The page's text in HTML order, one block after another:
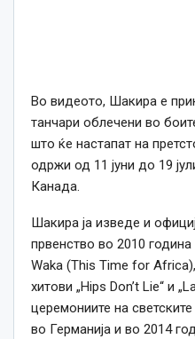
Во видеото, Шакира е
танчари облечени во
што ќе настапат на
одржи од 11 јуни до 19
Канада.
Шакира ја изведе и
првенство во 2010
Waka (This Time for
хитови „Hips Don’t Lie“ и
церемониите на
во Германија и во 2014